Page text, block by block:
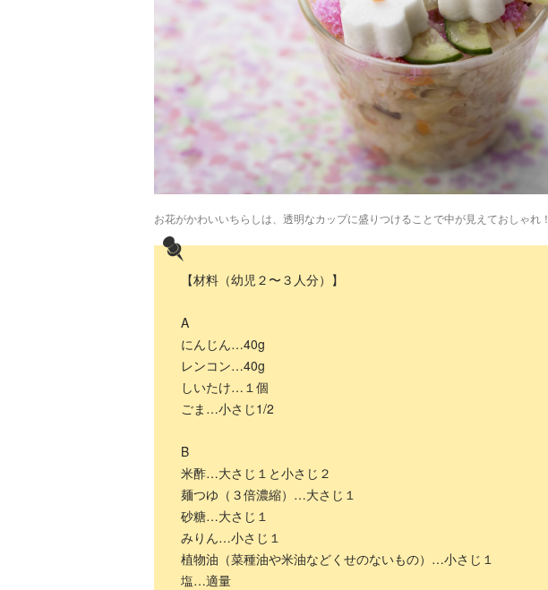
お花がかわいいちらしは、透明なカップに盛りつけることで中が見えておしゃれ！
【材料（幼児２〜３人分）】
A
にんじん…40g
レンコン…40g
しいたけ…１個
ごま…小さじ1/2
B
米酢…大さじ１と小さじ２
麺つゆ（３倍濃縮）…大さじ１
砂糖…大さじ１
みりん…小さじ１
植物油（菜種油や米油などくせのないもの）…小さじ１
塩…適量